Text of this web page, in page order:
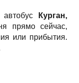
Курган,
прямо сейчас,
или прибытия.